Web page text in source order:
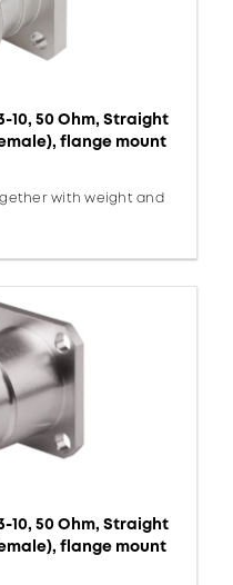
10, 50 Ohm, Straight
flange mount
with weight and
10, 50 Ohm, Straight
flange mount